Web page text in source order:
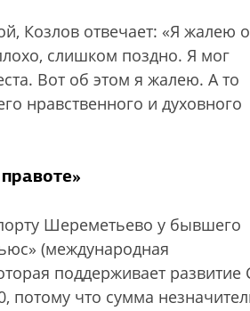
Козлов отвечает: «Я жалею о
слишком поздно. Я мог
Вот об этом я жалею. А то
нравственного и духовного
Шереметьево у бывшего
(международная
поддерживает
потому что сумма